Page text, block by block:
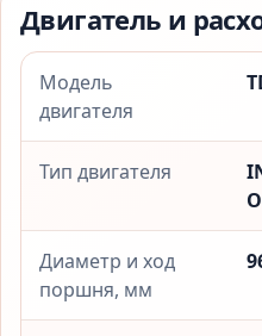
Двигатель и
Модель
двигателя
Тип двигателя
Диаметр и ход
поршня, мм